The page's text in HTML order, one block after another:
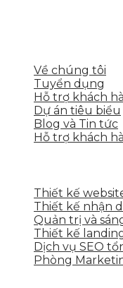
Về chúng tôi
Tuyển dụng
Hỗ trợ khách
Dự án tiêu biểu
Blog và Tin tức
Hỗ trợ khách
Thiết kế
Thiết kế nhận
Quản trị và
Thiết kế
Dịch vụ SEO
Phòng